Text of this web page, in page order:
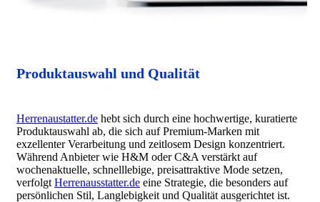
Produktauswahl und Qualität
Herrenaustatter.de hebt sich durch eine hochwertige, kuratierte
Produktauswahl ab, die sich auf Premium-Marken mit
exzellenter Verarbeitung und zeitlosem Design konzentriert.
Während Anbieter wie H&M oder C&A verstärkt auf
wochenaktuelle, schnelllebige, preisattraktive Mode setzen,
verfolgt Herrenausstatter.de eine Strategie, die besonders auf
persönlichen Stil, Langlebigkeit und Qualität ausgerichtet ist.